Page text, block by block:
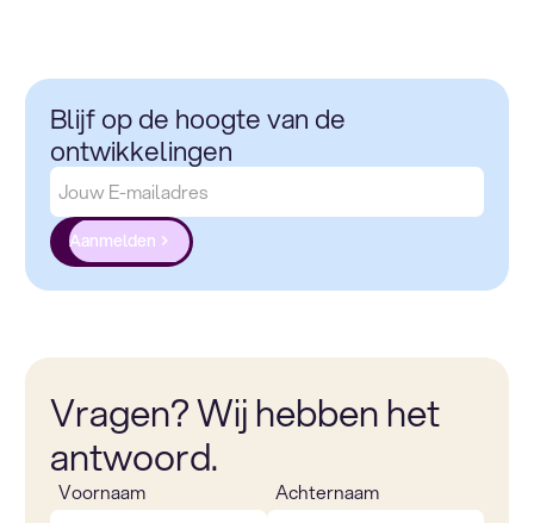
Blijf op de hoogte van de
ontwikkelingen
Aanmelden
Vragen? Wij hebben het
antwoord.
Voornaam Achternaam